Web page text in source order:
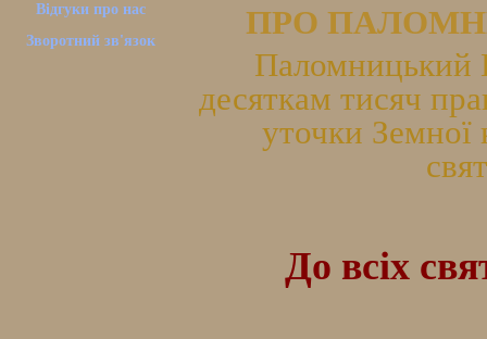
Відгуки про нас
Зворотний зв'язок
ПРО
Паломницький
десяткам тисяч
уточки Земної
До всіх